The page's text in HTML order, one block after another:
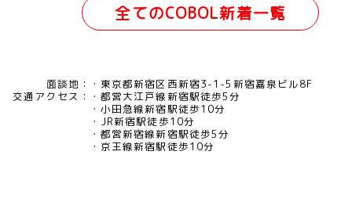
全てのCOBOL新着一覧
面談地：
東京都新宿区西新宿3-1-5新宿嘉泉ビル8F
交通アクセス：
都営大江戸線新宿駅徒歩5分
小田急線新宿駅徒歩10分
JR新宿駅徒歩10分
都営新宿線新宿駅徒歩5分
京王線新宿駅徒歩10分